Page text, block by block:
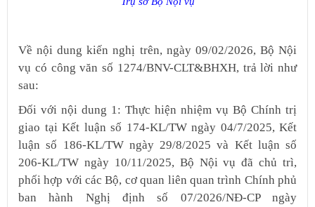
Về nội dung kiến nghị trên, ngày 09/02/2026, Bộ Nội
vụ có công văn số 1274/BNV-CLT&BHXH, trả lời như
sau:
Đối với nội dung 1: Thực hiện nhiệm vụ Bộ Chính trị
giao tại Kết luận số 174-KL/TW ngày 04/7/2025, Kết
luận số 186-KL/TW ngày 29/8/2025 và Kết luận số
206-KL/TW ngày 10/11/2025, Bộ Nội vụ đã chủ trì,
phối hợp với các Bộ, cơ quan liên quan trình Chính phủ
ban hành Nghị định số 07/2026/NĐ-CP ngày